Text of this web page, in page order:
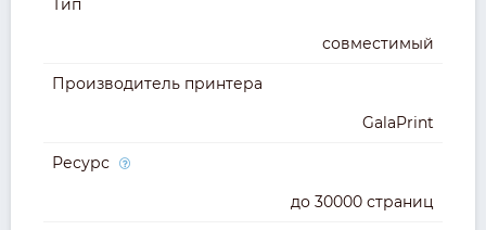
совместимый
Производитель принтера
GalaPrint
Ресурс
до 30000 страниц